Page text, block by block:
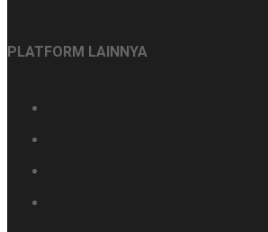
PLATFORM LAINNYA